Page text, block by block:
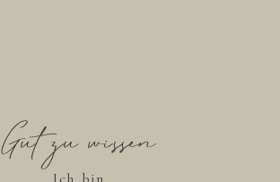
Gut zu wissen
Ich bin